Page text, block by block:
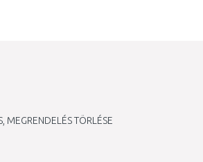
MEGRENDELÉS TÖRLÉSE